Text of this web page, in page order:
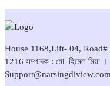
House 1168,Lift- 04,
1216 সম্পাদক : মো হিমেল
Support@narsingdiview.com